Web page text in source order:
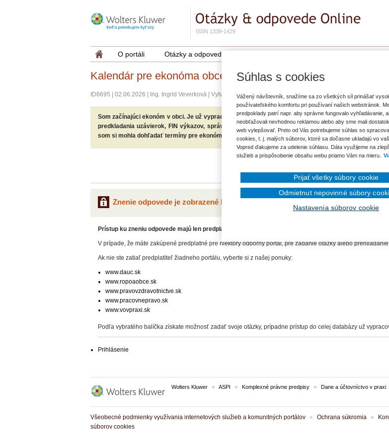
ISSN 1339-1429
O portáli Otázky a odpovede
Kalendár pre ekonóma obce
ID6695 02.06.2026 Ing. Ingrid Veverková Vytvoriť záložku
Som začínajúci ekonóm v obci. Je už vypracovaný nejaký "kalendár" s termínami pre ekonóma obce,
predkladania uzávierok, FIN výkazov, správ, záverečného účtu, .... na čo všetko treba myslieť v
som si mohla dohľadať termíny pre ekonóma obce ako celok?
Znenie odpovede je zobrazené len prihlásenému užívateľovi.
Prístup ku zneniu odpovede majú len predplatitelia.
V prípade, že máte zakúpené predplatné pre niektorý odborný portál, pre zadanie otázky alebo
Ak nie ste zatiaľ predplatiteľ žiadneho portálu, vyberte si z našej ponuky:
www.dauc.sk
www.ropoaobce.sk
www.pravovzdravotnictve.sk
www.pracovnepravo.sk
www.vovpraxi.sk
Podľa vybratého balíčka získate možnosť zadať svoje otázky, prípadne prístup do celej databázy už
Prihlásenie
Wolters Kluwer ASPI Komplexné právne predpisy Dane a účtovníctvo v praxi
Všeobecné podmienky využívania internetových služieb a komunitných portálov Ochrana súkromia
súborov cookies
Súhlas s cookies
Vážený návštevník, snažíme sa zo všetkých síl prinášať
používateľského komfortu pri používaní našich webstránok.
predpoklady patrí napr. aby správne fungovalo vyhľadávanie,
neobťažovali nevhodnou reklamou alebo aby sme mali
web vylepšovať. Preto od Vás potrebujeme súhlas so
cookies, t. j. malých súborov, ktoré sa dočasne ukladajú vo
Vopred ďakujeme za udelenie súhlasu. Dáta využijeme na
služieb a prispôsobenie obsahu webu priamo Vám na mieru.
Nastavenia súborov cookie
Odmietnut nepovinné súbory
Prijať všetky súbory cookie